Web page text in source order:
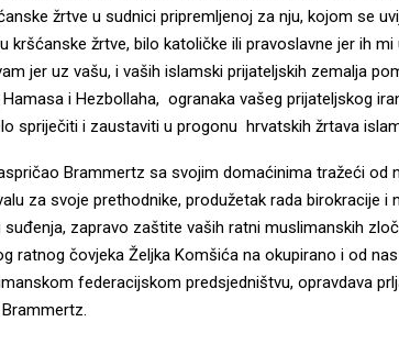
žrtve u sudnici pripremljenoj za nju, kojom se
kršćanske žrtve, bilo katoličke ili pravoslavne jer ih
jer uz vašu, i vaših islamski prijateljskih zemalja
i Hezbollaha, ogranaka vašeg prijateljskog
spriječiti i zaustaviti u progonu hrvatskih žrtava
Brammertz sa svojim domaćinima tražeći od
za svoje prethodnike, produžetak rada birokracije i
suđenja, zapravo zaštite vaših ratni muslimanskih
ratnog čovjeka Željka Komšića na okupirano i od
federacijskom predsjedništvu, opravdava